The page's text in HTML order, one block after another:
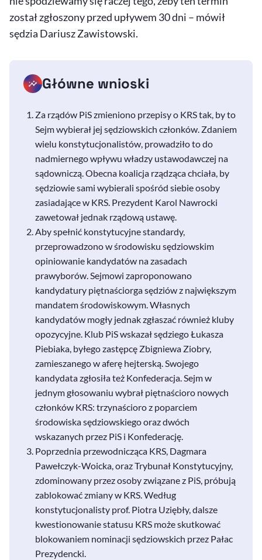
został zgłoszony przed upływem 30 dni – mówił
sędzia Dariusz Zawistowski.
Główne wnioski
Za rządów PiS zmieniono przepisy o KRS tak, by to
Sejm wybierał jej sędziowskich członków. Zdaniem
wielu konstytucjonalistów, prowadziło to do
nadmiernego wpływu władzy ustawodawczej na
sądowniczą. Obecna koalicja rządząca chciała, by
sędziowie sami wybierali spośród siebie osoby
zasiadające w KRS. Prezydent Karol Nawrocki
zawetował jednak rządową ustawę.
Aby spełnić konstytucyjne standardy,
przeprowadzono w środowisku sędziowskim
opiniowanie kandydatów na zasadach
prawyborów. Sejmowi zaproponowano
kandydatury piętnaściorga sędziów z największym
mandatem środowiskowym. Własnych
kandydatów mogły jednak zgłaszać również kluby
opozycyjne. Klub PiS wskazał sędziego Łukasza
Piebiaka, byłego zastępcę Zbigniewa Ziobry,
zamieszanego w aferę hejterską. Swojego
kandydata zgłosiła też Konfederacja. Sejm w
jednym głosowaniu wybrał piętnaścioro nowych
członków KRS: trzynaścioro z poparciem
środowiska sędziowskiego oraz dwóch
wskazanych przez PiS i Konfederację.
Poprzednia przewodnicząca KRS, Dagmara
Pawełczyk-Woicka, oraz Trybunał Konstytucyjny,
zdominowany przez osoby związane z PiS, próbują
zablokować zmiany w KRS. Według
konstytucjonalisty prof. Piotra Uziębły, dalsze
kwestionowanie statusu KRS może skutkować
blokowaniem nominacji sędziowskich przez Pałac
Prezydencki.